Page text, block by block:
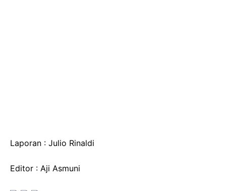
Laporan : Julio Rinaldi
Editor : Aji Asmuni